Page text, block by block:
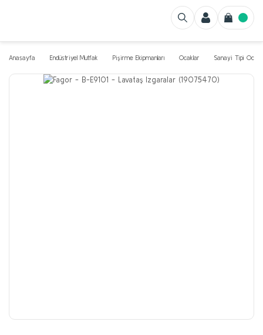
Anasayfa Endüstriyel Mutfak Pişirme Ekipmanları Ocaklar Sanayi Tipi Ocak